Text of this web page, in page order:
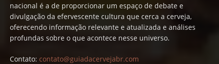
nacional é a de proporcionar um espaço de debate e
divulgação da efervescente cultura que cerca a cerveja,
oferecendo informação relevante e atualizada e análises
profundas sobre o que acontece nesse universo.
Contato: contato@guiadacervejabr.com